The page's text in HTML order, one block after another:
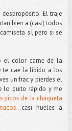
El traje
bien a (casi) todos
sí, pero si se
el color carne de la
te cae la líbido a los
un frac y pierdes el
lo quito rápido y me
picos de la chaqueta
...casi hueles a